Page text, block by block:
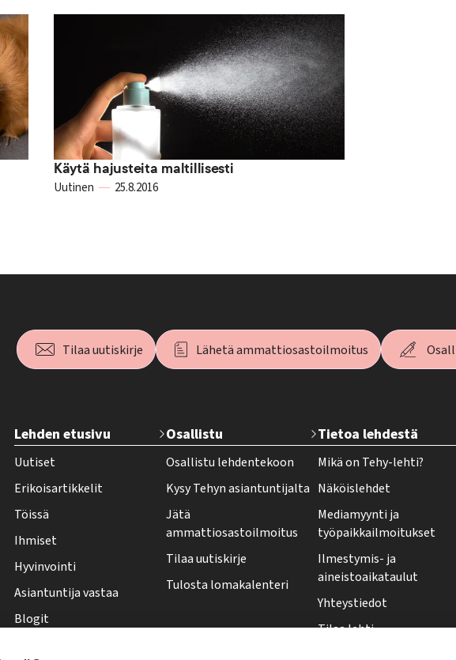
Käytä hajusteita maltillisesti
Uutinen 25.8.2016
Tilaa uutiskirje Lähetä ammattiosastoilmoitus
e
h
y
-
l
e
h
t
Lehden etusivu
Uutiset
Erikoisartikkelit
Töissä
Ihmiset
Hyvinvointi
Asiantuntija vastaa
Blogit
Osallistu
Osallistu lehdentekoon
Kysy Tehyn asiantuntijalta
Jätä
ammattiosastoilmoitus
Tilaa uutiskirje
Tulosta lomakalenteri
Tietoa lehdestä
Mikä on Tehy-lehti?
Näköislehdet
Mediamyynti ja
työpaikkailmoitukset
Ilmestymis- ja
aineistoaikataulut
Yhteystiedot
Tilaa lehti